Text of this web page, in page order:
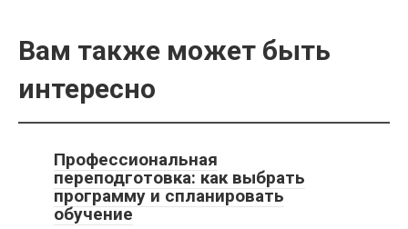
Вам также может быть
интересно
Профессиональная
переподготовка: как выбрать
программу и спланировать
обучение